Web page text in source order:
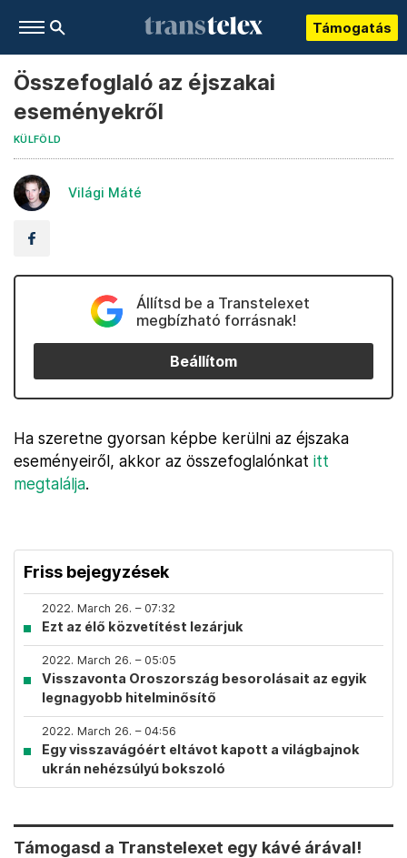
Támogatás
Összefoglaló az éjszakai
eseményekről
KÜLFÖLD
Világi Máté
Állítsd be a Transtelexet
megbízható forrásnak!
Beállítom
Ha szeretne gyorsan képbe kerülni az éjszaka
eseményeiről, akkor az összefoglalónkat itt
megtalálja.
Friss bejegyzések
2022. March 26. – 07:32
Ezt az élő közvetítést lezárjuk
2022. March 26. – 05:05
Visszavonta Oroszország besorolásait az egyik
legnagyobb hitelminősítő
2022. March 26. – 04:56
Egy visszavágóért eltávot kapott a világbajnok
ukrán nehézsúlyú bokszoló
Támogasd a Transtelexet egy kávé árával!